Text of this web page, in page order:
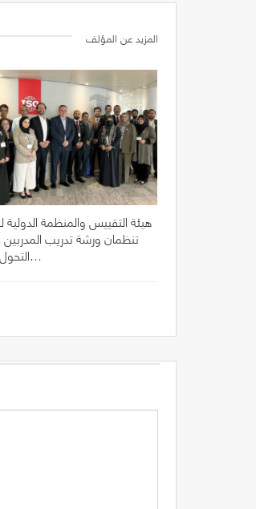
المزيد عن المؤلف
هيئة التقييس والمنظمة
التحول الرقمي…